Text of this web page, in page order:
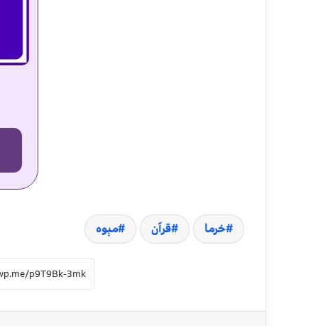
خرما قرآن مېوه